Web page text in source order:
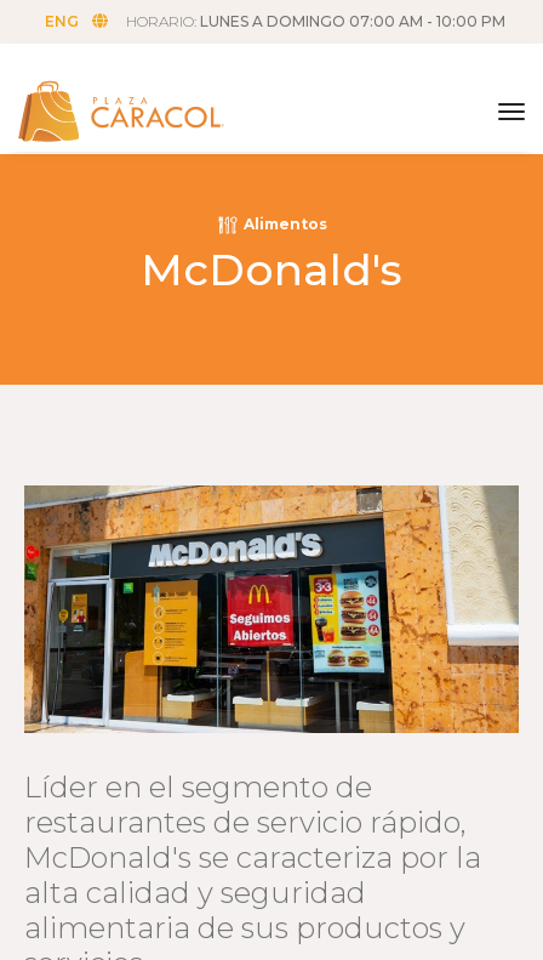
ENG HORARIO: LUNES A DOMINGO 07:00 AM - 10:00 PM
Alimentos
McDonald's
Líder en el segmento de
restaurantes de servicio rápido,
McDonald's se caracteriza por la
alta calidad y seguridad
alimentaria de sus productos y